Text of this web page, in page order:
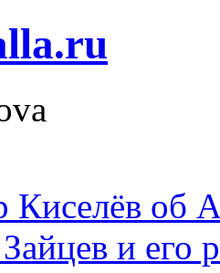
Киселёв об
и его